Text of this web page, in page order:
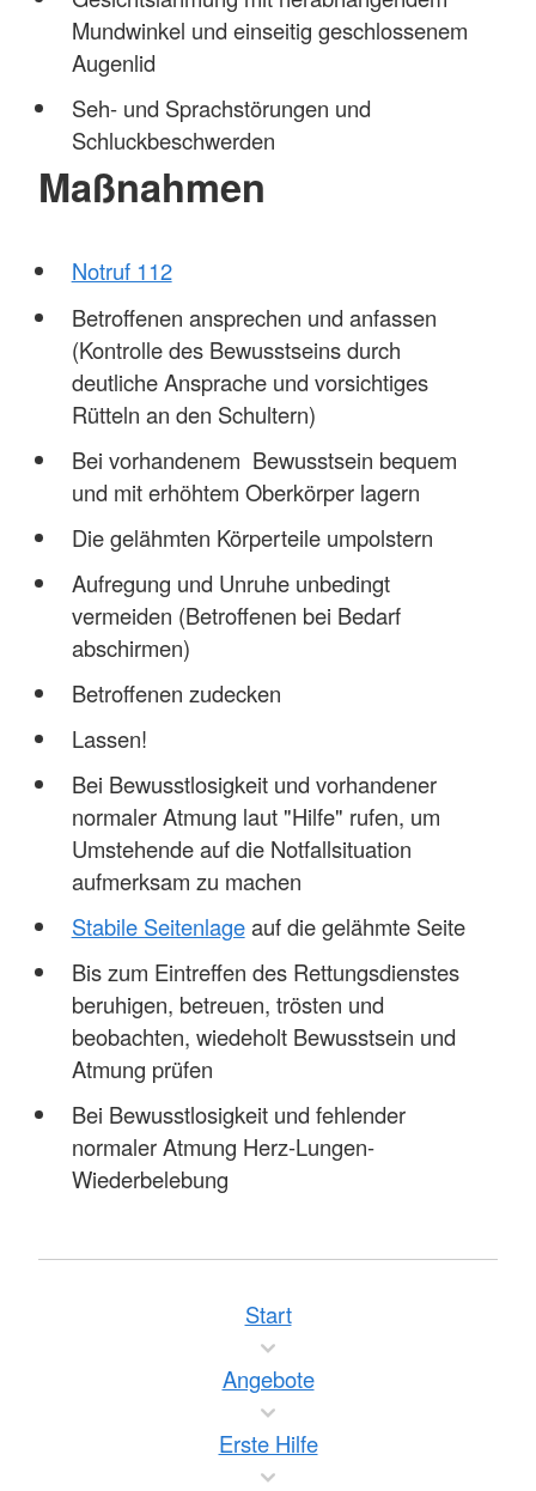
Mundwinkel und einseitig geschlossenem
Augenlid
Seh- und Sprachstörungen und
Schluckbeschwerden
Maßnahmen
Notruf 112
Betroffenen ansprechen und anfassen
(Kontrolle des Bewusstseins durch
deutliche Ansprache und vorsichtiges
Rütteln an den Schultern)
Bei vorhandenem Bewusstsein bequem
und mit erhöhtem Oberkörper lagern
Die gelähmten Körperteile umpolstern
Aufregung und Unruhe unbedingt
vermeiden (Betroffenen bei Bedarf
abschirmen)
Betroffenen zudecken
Lassen!
Bei Bewusstlosigkeit und vorhandener
normaler Atmung laut "Hilfe" rufen, um
Umstehende auf die Notfallsituation
aufmerksam zu machen
Stabile Seitenlageauf die gelähmte Seite
Bis zum Eintreffen des Rettungsdienstes
beruhigen, betreuen, trösten und
beobachten, wiedeholt Bewusstsein und
Atmung prüfen
Bei Bewusstlosigkeit und fehlender
normaler Atmung Herz-Lungen-
Wiederbelebung
Start
Angebote
Erste Hilfe